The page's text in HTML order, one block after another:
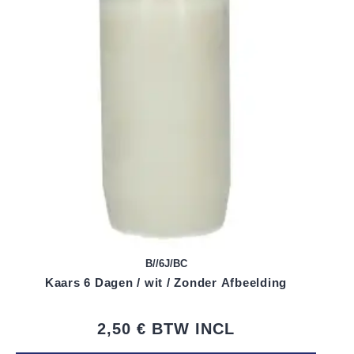
B//6J/BC
Kaars 6 Dagen / wit / Zonder Afbeelding
2,50 € BTW INCL